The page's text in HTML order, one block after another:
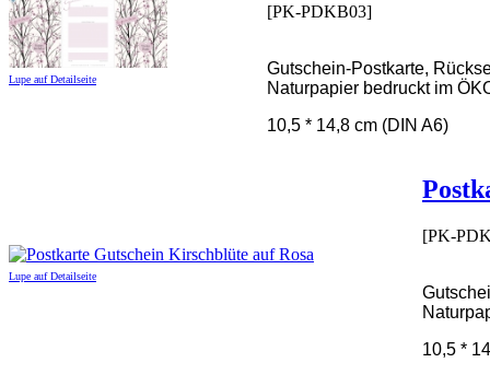
Lupe auf Detailseite
[PK-PDKB03]
Gutschein-Postkarte,
Naturpapier bedruckt im
10,5 * 14,8 cm (DIN A6)
Lupe auf Detailseite
[PK-
10,5 *